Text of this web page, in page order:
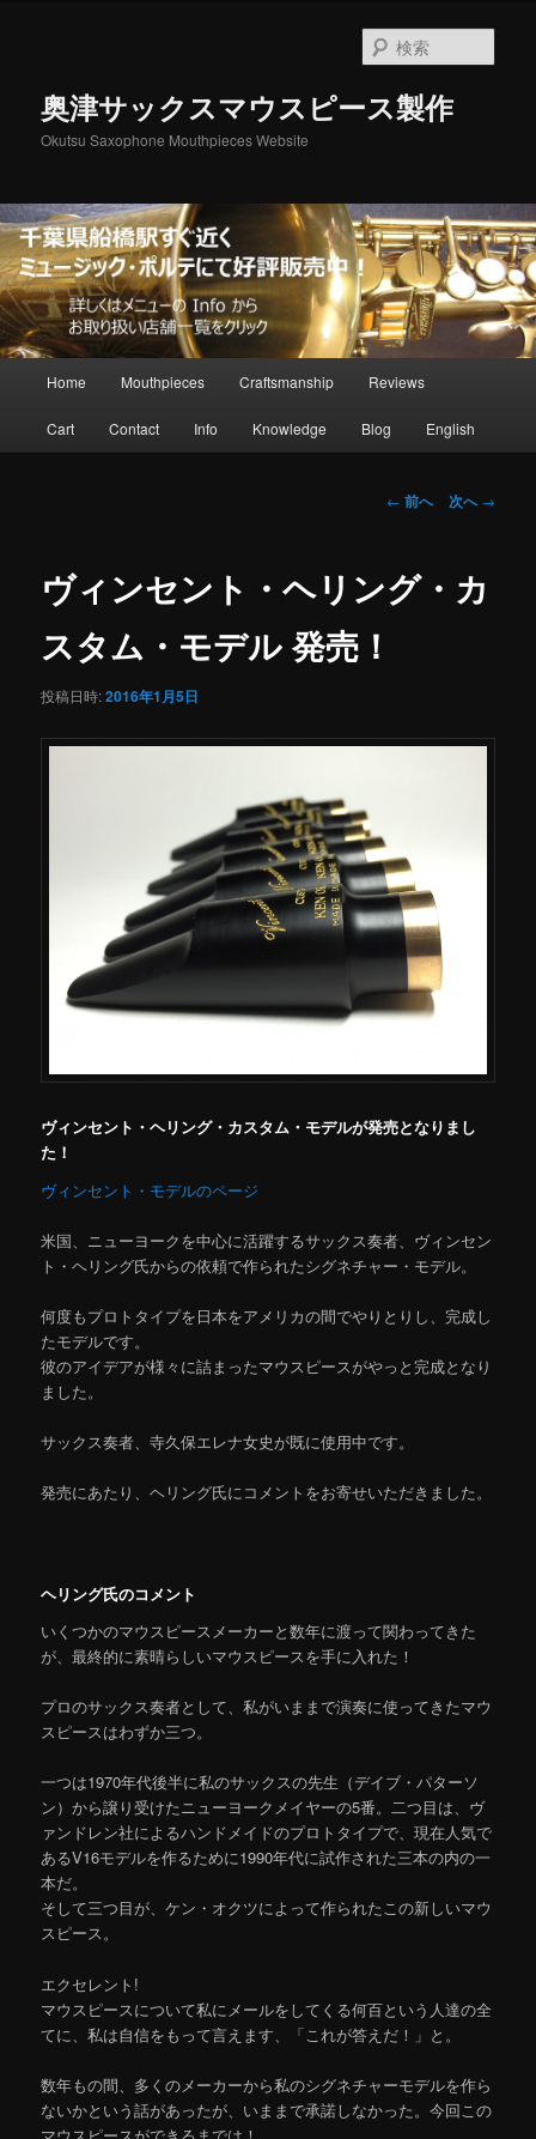
へ
移
動
奥津サックスマウスピース製作
Okutsu Saxophone Mouthpieces Website
索
Home Mouthpieces Craftsmanship Reviews
Cart Contact Info Knowledge Blog English
投
ビ
ゲ
← 前へ 次へ→
ヴィンセント・ヘリング・カ
スタム・モデル 発売！
投稿日時:2016年1月5日
ヴィンセント・ヘリング・カスタム・モデルが発売となりまし
た！
ヴィンセント・モデルのページ
米国、ニューヨークを中心に活躍するサックス奏者、ヴィンセン
ト・ヘリング氏からの依頼で作られたシグネチャー・モデル。
何度もプロトタイプを日本をアメリカの間でやりとりし、完成し
たモデルです。
彼のアイデアが様々に詰まったマウスピースがやっと完成となり
ました。
サックス奏者、寺久保エレナ女史が既に使用中です。
発売にあたり、ヘリング氏にコメントをお寄せいただきました。
ヘリング氏のコメント
いくつかのマウスピースメーカーと数年に渡って関わってきた
が、最終的に素晴らしいマウスピースを手に入れた！
プロのサックス奏者として、私がいままで演奏に使ってきたマウ
スピースはわずか三つ。
一つは1970年代後半に私のサックスの先生（デイブ・パターソ
ン）から譲り受けたニューヨークメイヤーの5番。二つ目は、ヴ
ァンドレン社によるハンドメイドのプロトタイプで、現在人気で
あるV16モデルを作るために1990年代に試作された三本の内の一
本だ。
そして三つ目が、ケン・オクツによって作られたこの新しいマウ
スピース。
エクセレント!
マウスピースについて私にメールをしてくる何百という人達の全
てに、私は自信をもって言えます、「これが答えだ！」と。
数年もの間、多くのメーカーから私のシグネチャーモデルを作ら
ないかという話があったが、いままで承諾しなかった。今回この